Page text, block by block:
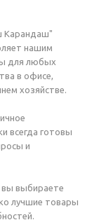
Карандаш"
нашим
для любых
в офисе,
хозяйстве.
всегда готовы
и
выбираете
лучшие товары